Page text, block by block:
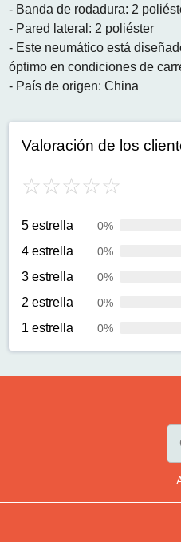
- Banda de rodadura: 2
- Pared lateral: 2 poliéster
- Este neumático está
óptimo en condiciones de
- País de origen: China
Valoración de los
5 estrella 0%
4 estrella 0%
3 estrella 0%
2 estrella 0%
1 estrella 0%